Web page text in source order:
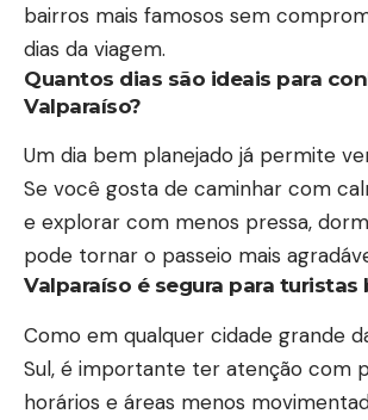
bairros mais famosos sem
dias da viagem.
Quantos dias são ideais para
Valparaíso?
Um dia bem planejado já permite
Se você gosta de caminhar com
e explorar com menos pressa,
pode tornar o passeio mais
Valparaíso é segura para turistas
Como em qualquer cidade grande
Sul, é importante ter atenção com
horários e áreas menos